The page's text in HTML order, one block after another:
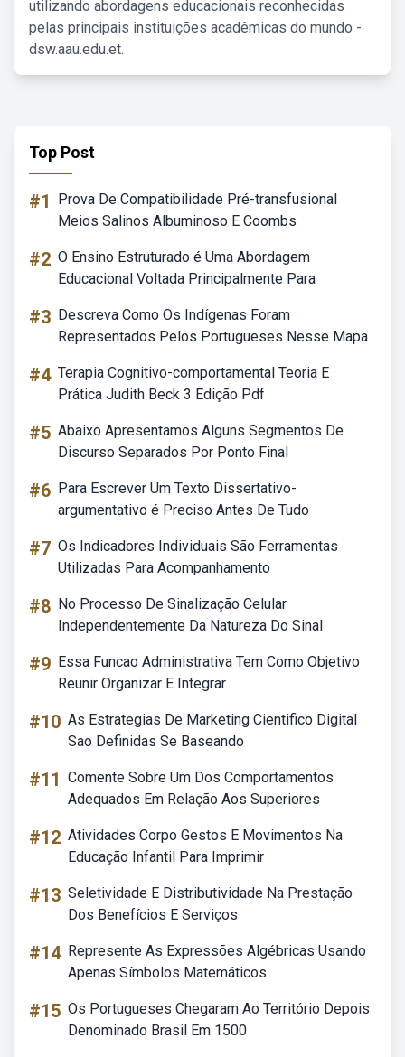
utilizando abordagens educacionais reconhecidas
pelas principais instituições acadêmicas do mundo -
dsw.aau.edu.et.
Top Post
#1
Prova De Compatibilidade Pré-transfusional
Meios Salinos Albuminoso E Coombs
#2 O Ensino Estruturado é Uma Abordagem
Educacional Voltada Principalmente Para
#3 Descreva Como Os Indígenas Foram
Representados Pelos Portugueses Nesse Mapa
#4 Terapia Cognitivo-comportamental Teoria E
Prática Judith Beck 3 Edição Pdf
#5 Abaixo Apresentamos Alguns Segmentos De
Discurso Separados Por Ponto Final
#6 Para Escrever Um Texto Dissertativo-
argumentativo é Preciso Antes De Tudo
#7 Os Indicadores Individuais São Ferramentas
Utilizadas Para Acompanhamento
#8 No Processo De Sinalização Celular
Independentemente Da Natureza Do Sinal
#9 Essa Funcao Administrativa Tem Como Objetivo
Reunir Organizar E Integrar
#10 As Estrategias De Marketing Cientifico Digital
Sao Definidas Se Baseando
#11 Comente Sobre Um Dos Comportamentos
Adequados Em Relação Aos Superiores
#12 Atividades Corpo Gestos E Movimentos Na
Educação Infantil Para Imprimir
#13 Seletividade E Distributividade Na Prestação
Dos Benefícios E Serviços
#14 Represente As Expressões Algébricas Usando
Apenas Símbolos Matemáticos
#15 Os Portugueses Chegaram Ao Território Depois
Denominado Brasil Em 1500